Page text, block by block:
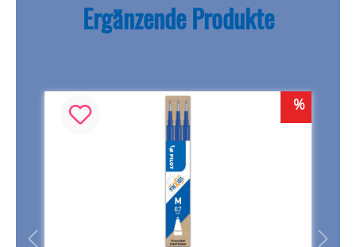
Ergänzende Produkte
%